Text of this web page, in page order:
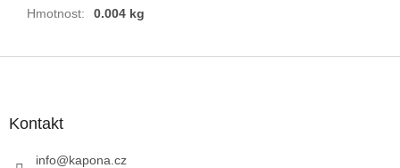
Hmotnost: 0.004 kg
Kontakt
info@kapona.cz